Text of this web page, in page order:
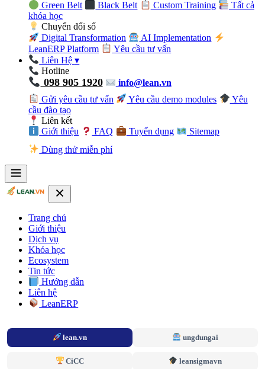
Green Belt
Black Belt Custom Training
Tất cả
khóa học
Chuyển đổi số
Digital Transformation
AI Implementation
LeanERP Platform
Yêu cầu tư vấn
Liên Hệ▾
Hotline
098 905 1920
info@lean.vn
Gửi yêu cầu tư vấn
Yêu cầu demo modules
Yêu
cầu đào tạo
Liên kết
Giới thiệu
FAQ Tuyển dụng
Sitemap
Dùng thử miễn phí
Trang chủ
Giới thiệu
Dịch vụ
Khóa học
Ecosystem
Tin tức
Hướng dẫn
Liên hệ
LeanERP
lean.vn ungdungai
CiCC leansigmavn